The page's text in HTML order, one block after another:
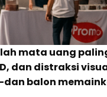
mata uang
dan distraksi
balon